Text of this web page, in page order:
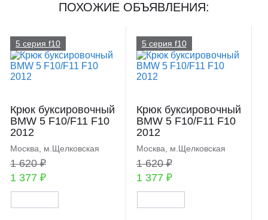
ПОХОЖИЕ ОБЪЯВЛЕНИЯ:
5 серия f10
Крюк буксировочный
BMW 5 F10/F11 F10
2012
Москва, м.Щелковская
1 620 ₽
1 377 ₽
5 серия f10
Крюк буксировочный
BMW 5 F10/F11 F10
2012
Москва, м.Щелковская
1 620 ₽
1 377 ₽